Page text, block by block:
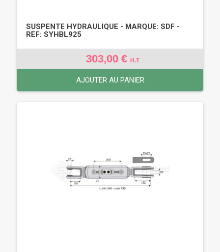
SUSPENTE HYDRAULIQUE - MARQUE: SDF -
REF: SYHBL925
303,00 € H.T
AJOUTER AU PANIER